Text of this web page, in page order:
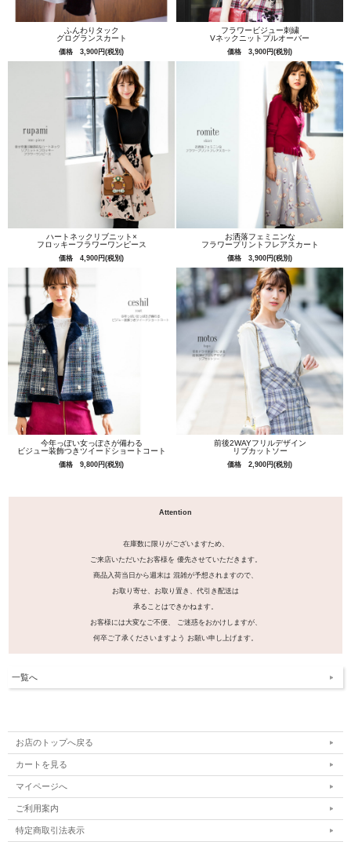
ふんわりタック
グログランスカート
価格 3,900円(税別)
フラワービジュー刺繍
Vネックニットプルオーバー
価格 3,900円(税別)
ハートネックリブニット×
フロッキーフラワーワンピース
価格 4,900円(税別)
お洒落フェミニンな
フラワープリントフレアスカート
価格 3,900円(税別)
今年っぽい女っぽさが備わる
ビジュー装飾つきツイードショートコート
価格 9,800円(税別)
前後2WAYフリルデザイン
リブカットソー
価格 2,900円(税別)
Attention
在庫数に限りがございますため、
ご来店いただいたお客様を 優先させていただきます。
商品入荷当日から週末は 混雑が予想されますので、
お取り寄せ、お取り置き、代引き配送は
承ることはできかねます。
お客様には大変なご不便、 ご迷惑をおかけしますが、
何卒ご了承くださいますよう お願い申し上げます。
一覧へ
お店のトップへ戻る
カートを見る
マイページへ
ご利用案内
特定商取引法表示